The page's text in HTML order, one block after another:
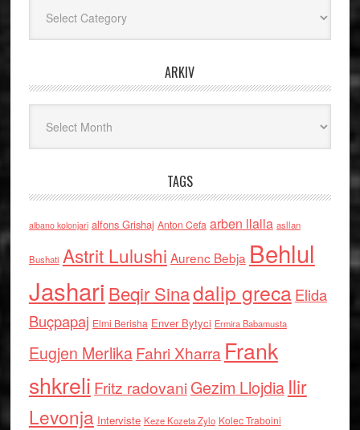
ARKIV
TAGS
albano kolonjari alfons Grishaj Anton Cefa arben llalla asllan
Bushati Astrit Lulushi Aurenc Bebja Behlul
Jashari Beqir Sinadalip grecaElida
Buçpapaj Elmi Berisha Enver Bytyci Ermira Babamusta
Eugjen MerlikaFahri Xharra Frank
shkreli Fritz radovaniGezim Llojdia Ilir
Levonja Interviste Keze Kozeta Zylo Kolec Traboini